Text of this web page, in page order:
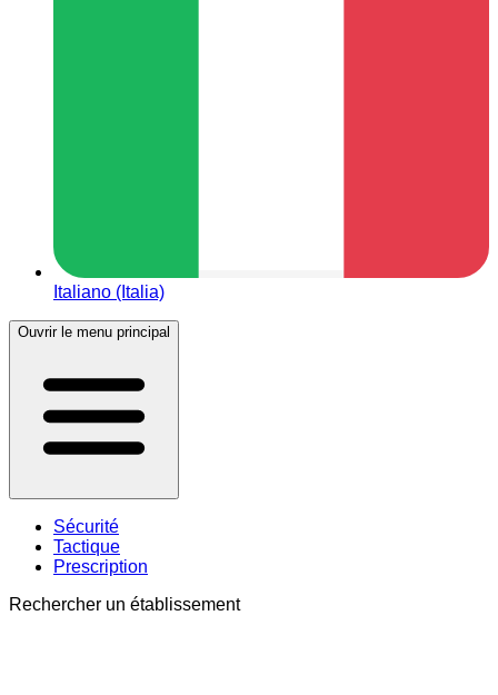
Italiano (Italia)
Ouvrir le menu principal
Sécurité
Tactique
Prescription
Rechercher un établissement